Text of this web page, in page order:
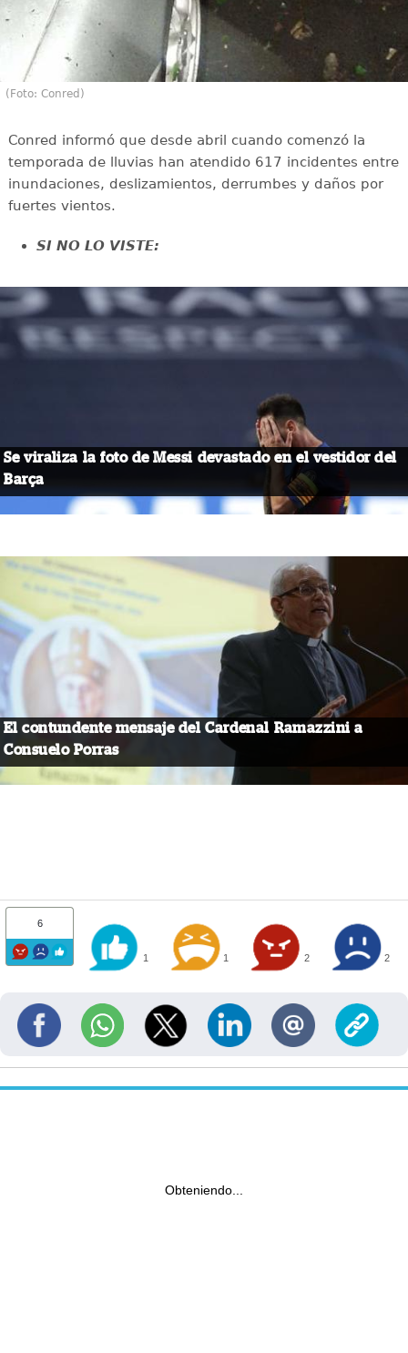
(Foto: Conred)
Conred informó que desde abril cuando comenzó la
temporada de lluvias han atendido 617 incidentes entre
inundaciones, deslizamientos, derrumbes y daños por
fuertes vientos.
SI NO LO VISTE:
Se viraliza la foto de Messi devastado en el vestidor del
Barça
El contundente mensaje del Cardenal Ramazzini a
Consuelo Porras
6
1 1 2 2
Obteniendo...